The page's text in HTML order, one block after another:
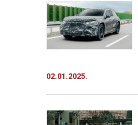
02.01.2025.